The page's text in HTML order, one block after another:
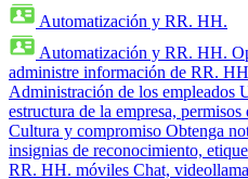
Automatización y RR. HH.
Automatización y RR. HH.
administre información de RR.
Administración de los empleados
estructura de la empresa,
Cultura y compromiso Obtenga
insignias de reconocimiento,
RR. HH. móviles Chat,